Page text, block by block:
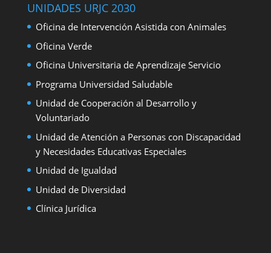
UNIDADES URJC 2030
Oficina de Intervención Asistida con Animales
Oficina Verde
Oficina Universitaria de Aprendizaje Servicio
Programa Universidad Saludable
Unidad de Cooperación al Desarrollo y
Voluntariado
Unidad de Atención a Personas con Discapacidad
y Necesidades Educativas Especiales
Unidad de Igualdad
Unidad de Diversidad
Clínica Jurídica